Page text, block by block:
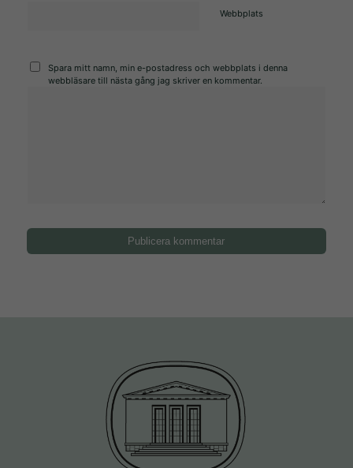
Webbplats
Spara mitt namn, min e-postadress och webbplats i denna
webbläsare till nästa gång jag skriver en kommentar.
Dessa kakor
De behövs
Statistik
För att vi
och
uppbyggnad,
baserat på
hemsidan
används.